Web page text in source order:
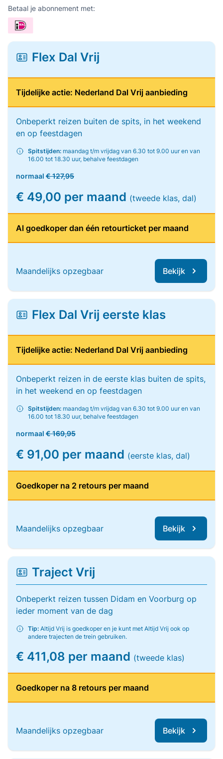
Betaal je abonnement met:
Flex Dal Vrij
Tijdelijke actie: Nederland Dal Vrij aanbieding
Onbeperkt reizen buiten de spits, in het weekend
en op feestdagen
Spitstijden: maandag t/m vrijdag van 6.30 tot 9.00 uur en van
16.00 tot 18.30 uur, behalve feestdagen
normaal € 127,95
€ 49,00 per maand (tweede klas, dal)
Al goedkoper dan één retourticket per maand
Maandelijks opzegbaar Bekijk
Flex Dal Vrij eerste klas
Tijdelijke actie: Nederland Dal Vrij aanbieding
Onbeperkt reizen in de eerste klas buiten de spits,
in het weekend en op feestdagen
Spitstijden: maandag t/m vrijdag van 6.30 tot 9.00 uur en van
16.00 tot 18.30 uur, behalve feestdagen
normaal € 169,95
€ 91,00 per maand (eerste klas, dal)
Goedkoper na 2 retours per maand
Maandelijks opzegbaar Bekijk
Traject Vrij
Onbeperkt reizen tussen Didam en Voorburg op
ieder moment van de dag
Tip: Altijd Vrij is goedkoper en je kunt met Altijd Vrij ook op
andere trajecten de trein gebruiken.
€ 411,08 per maand (tweede klas)
Goedkoper na 8 retours per maand
Maandelijks opzegbaar Bekijk